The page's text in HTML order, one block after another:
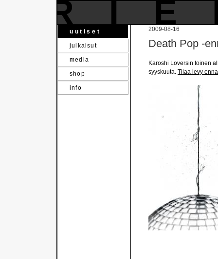
uutiset
julkaisut
media
shop
info
2009-08-16
Death Pop -
Karoshi Loversin toinen
syyskuuta. Tilaa levy